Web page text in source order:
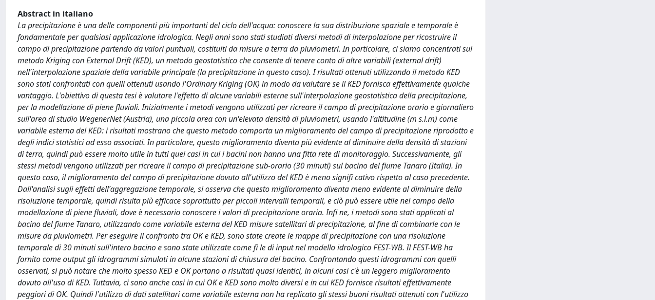
Abstract in italiano
La precipitazione è una delle componenti più importanti del ciclo dell'acqua: conoscere la sua distribuzione spaziale e temporale è
fondamentale per qualsiasi applicazione idrologica. Negli anni sono stati studiati diversi metodi di interpolazione per ricostruire il
campo di precipitazione partendo da valori puntuali, costituiti da misure a terra da pluviometri. In particolare, ci siamo concentrati sul
metodo Kriging con External Drift (KED), un metodo geostatistico che consente di tenere conto di altre variabili (external drift)
nell'interpolazione spaziale della variabile principale (la precipitazione in questo caso). I risultati ottenuti utilizzando il metodo KED
sono stati confrontati con quelli ottenuti usando l'Ordinary Kriging (OK) in modo da valutare se il KED fornisca effettivamente qualche
vantaggio. L'obiettivo di questa tesi è valutare l'effetto di alcune variabili esterne sull'interpolazione geostatistica della precipitazione,
per la modellazione di piene fluviali. Inizialmente i metodi vengono utilizzati per ricreare il campo di precipitazione orario e giornaliero
sull'area di studio WegenerNet (Austria), una piccola area con un'elevata densità di pluviometri, usando l'altitudine (m s.l.m) come
variabile esterna del KED: i risultati mostrano che questo metodo comporta un miglioramento del campo di precipitazione riprodotto e
degli indici statistici ad esso associati. In particolare, questo miglioramento diventa più evidente al diminuire della densità di stazioni
di terra, quindi può essere molto utile in tutti quei casi in cui i bacini non hanno una fitta rete di monitoraggio. Successivamente, gli
stessi metodi vengono utilizzati per ricreare il campo di precipitazione sub-orario (30 minuti) sul bacino del fiume Tanaro (Italia). In
questo caso, il miglioramento del campo di precipitazione dovuto all'utilizzo del KED è meno signifi cativo rispetto al caso precedente.
Dall'analisi sugli effetti dell'aggregazione temporale, si osserva che questo miglioramento diventa meno evidente al diminuire della
risoluzione temporale, quindi risulta più efficace soprattutto per piccoli intervalli temporali, e ciò può essere utile nel campo della
modellazione di piene fluviali, dove è necessario conoscere i valori di precipitazione oraria. Infi ne, i metodi sono stati applicati al
bacino del fiume Tanaro, utilizzando come variabile esterna del KED misure satellitari di precipitazione, al fine di combinarle con le
misure da pluviometri. Per eseguire il confronto tra OK e KED, sono state create le mappe di precipitazione con una risoluzione
temporale di 30 minuti sull'intero bacino e sono state utilizzate come fi le di input nel modello idrologico FEST-WB. Il FEST-WB ha
fornito come output gli idrogrammi simulati in alcune stazioni di chiusura del bacino. Confrontando questi idrogrammi con quelli
osservati, si può notare che molto spesso KED e OK portano a risultati quasi identici, in alcuni casi c'è un leggero miglioramento
dovuto all'uso di KED. Tuttavia, ci sono anche casi in cui OK e KED sono molto diversi e in cui KED fornisce risultati effettivamente
peggiori di OK. Quindi l'utilizzo di dati satellitari come variabile esterna non ha replicato gli stessi buoni risultati ottenuti con l'utilizzo